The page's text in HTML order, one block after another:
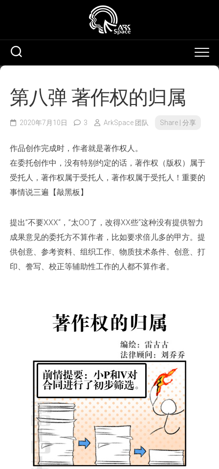
第八弹 著作权的归属
2020年7月10日 3 ArkSpace 团队 Share | 分享
作品创作完成时，作者就是著作权人。
在委托创作中，没有特别约定的话，著作权（版权）属于
受托人，著作权属于受托人，著作权属于受托人！重要的
事情说三遍【敲黑板】
提出”不要XXX“，”太OO了，改得XX些“这种没有提供智力
成果意见的委托方不算作者，比如要求倍儿多的甲方。提
供创意、参考资料、组织工作、物质技术条件、创意、打
印、誊写、校正等辅助性工作的人都不算作者。